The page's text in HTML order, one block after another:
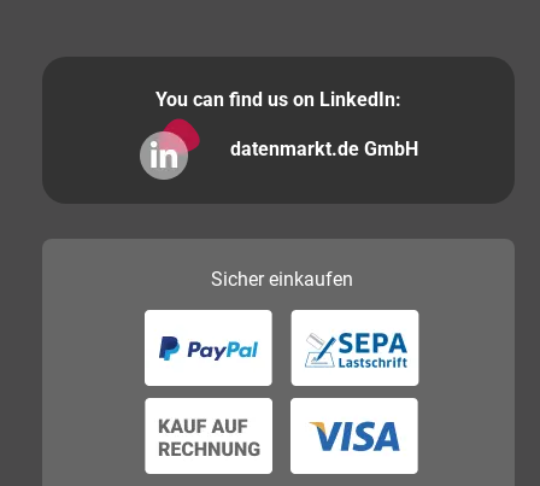
You can find us on LinkedIn:
datenmarkt.de GmbH
Sichereinkaufen